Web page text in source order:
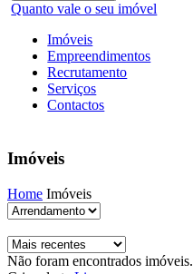
Quanto vale o seu imóvel
Imóveis
Empreendimentos
Recrutamento
Serviços
Contactos
Imóveis
Home Imóveis
Não foram encontrados imóveis.